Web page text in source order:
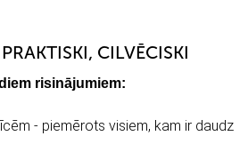
CILVĒCISKI
risinājumiem:
- piemērots visiem, kam ir daudz